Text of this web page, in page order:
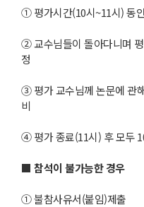
① 평가시간(10시~11시) 동
② 교수님들이 돌아다니며
정
③ 평가 교수님께 논문에 관
비
④ 평가 종료(11시) 후 모두
■ 참석이 불가능한 경우
① 불참사유서(붙임)제출